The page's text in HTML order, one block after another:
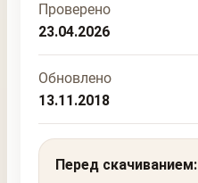
Проверено
23.04.2026
Обновлено
13.11.2018
Перед скачиванием: